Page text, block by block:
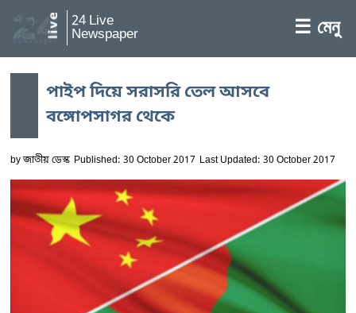
24 Live
Newspaper ☰ মেনু
পাইপ দিয়ে সরাসরি তেল আসবে
বঙ্গোপসাগর থেকে
byজাতীয় ডেস্ক Published: 30 October 2017 Last Updated: 30 October 2017